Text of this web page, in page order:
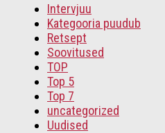
Intervjuu
Kategooria puudub
Retsept
Soovitused
TOP
Top 5
Top 7
uncategorized
Uudised